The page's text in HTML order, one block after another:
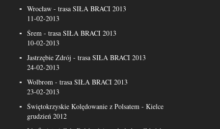
Wrocław - trasa SIŁA BRACI 2013
11-02-2013
Śrem - trasa SIŁA BRACI 2013
10-02-2013
Jastrzębie Zdrój - trasa SIŁA BRACI 2013
24-02-2013
Wolbrom - trasa SIŁA BRACI 2013
23-02-2013
Świętokrzyskie Kolędowanie z Polsatem - Kielce
grudzień 2012